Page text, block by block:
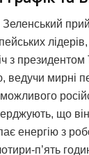
з
ведучи мирні
що
енергію з
п’ять